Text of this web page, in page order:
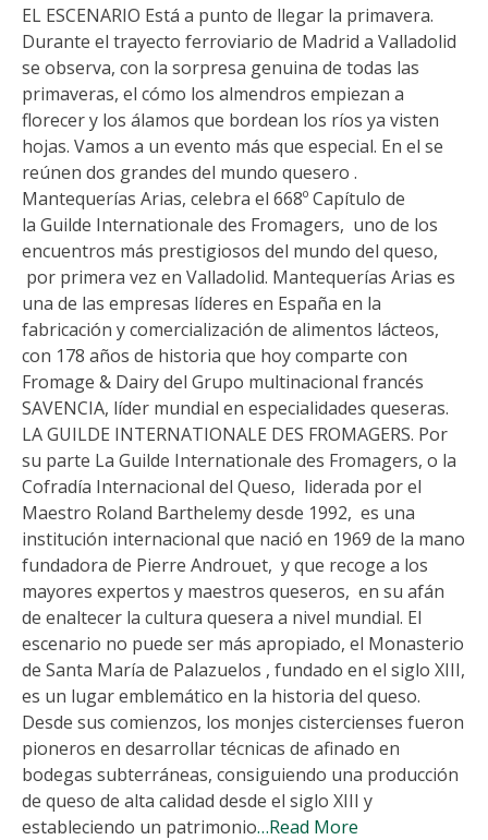
EL ESCENARIO Está a punto de llegar la primavera.
Durante el trayecto ferroviario de Madrid a Valladolid
se observa, con la sorpresa genuina de todas las
primaveras, el cómo los almendros empiezan a
florecer y los álamos que bordean los ríos ya visten
hojas. Vamos a un evento más que especial. En el se
reúnen dos grandes del mundo quesero .
Mantequerías Arias, celebra el 668º Capítulo de
la Guilde Internationale des Fromagers, uno de los
encuentros más prestigiosos del mundo del queso,
por primera vez en Valladolid. Mantequerías Arias es
una de las empresas líderes en España en la
fabricación y comercialización de alimentos lácteos,
con 178 años de historia que hoy comparte con
Fromage & Dairy del Grupo multinacional francés
SAVENCIA, líder mundial en especialidades queseras.
LA GUILDE INTERNATIONALE DES FROMAGERS. Por
su parte La Guilde Internationale des Fromagers, o la
Cofradía Internacional del Queso, liderada por el
Maestro Roland Barthelemy desde 1992, es una
institución internacional que nació en 1969 de la mano
fundadora de Pierre Androuet, y que recoge a los
mayores expertos y maestros queseros, en su afán
de enaltecer la cultura quesera a nivel mundial. El
escenario no puede ser más apropiado, el Monasterio
de Santa María de Palazuelos , fundado en el siglo XIII,
es un lugar emblemático en la historia del queso.
Desde sus comienzos, los monjes cistercienses fueron
pioneros en desarrollar técnicas de afinado en
bodegas subterráneas, consiguiendo una producción
de queso de alta calidad desde el siglo XIII y
estableciendo un patrimonio…Read More